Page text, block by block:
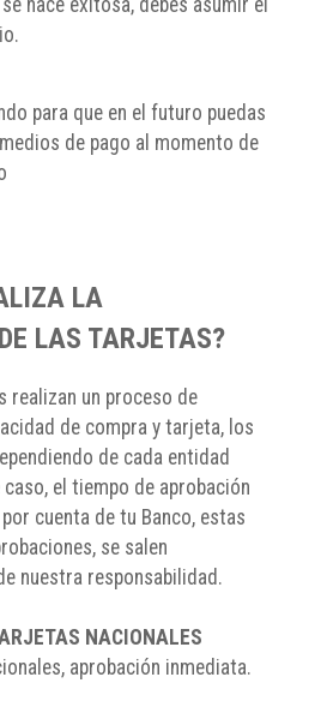
hace exitosa, debes asumir el
para que en el futuro puedas
de pago al momento de
LA
LAS TARJETAS?
realizan un proceso de
de compra y tarjeta, los
de cada entidad
caso, el tiempo de aprobación
cuenta de tu Banco, estas
se salen
nuestra responsabilidad.
NACIONALES
aprobación inmediata.